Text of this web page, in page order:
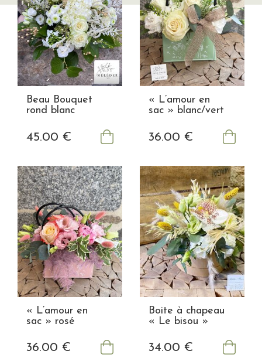
Beau Bouquet
rond blanc
45.00 €
« L’amour en
sac » blanc/vert
36.00 €
« L’amour en
sac » rosé
36.00 €
Boite à chapeau
« Le bisou »
34.00 €